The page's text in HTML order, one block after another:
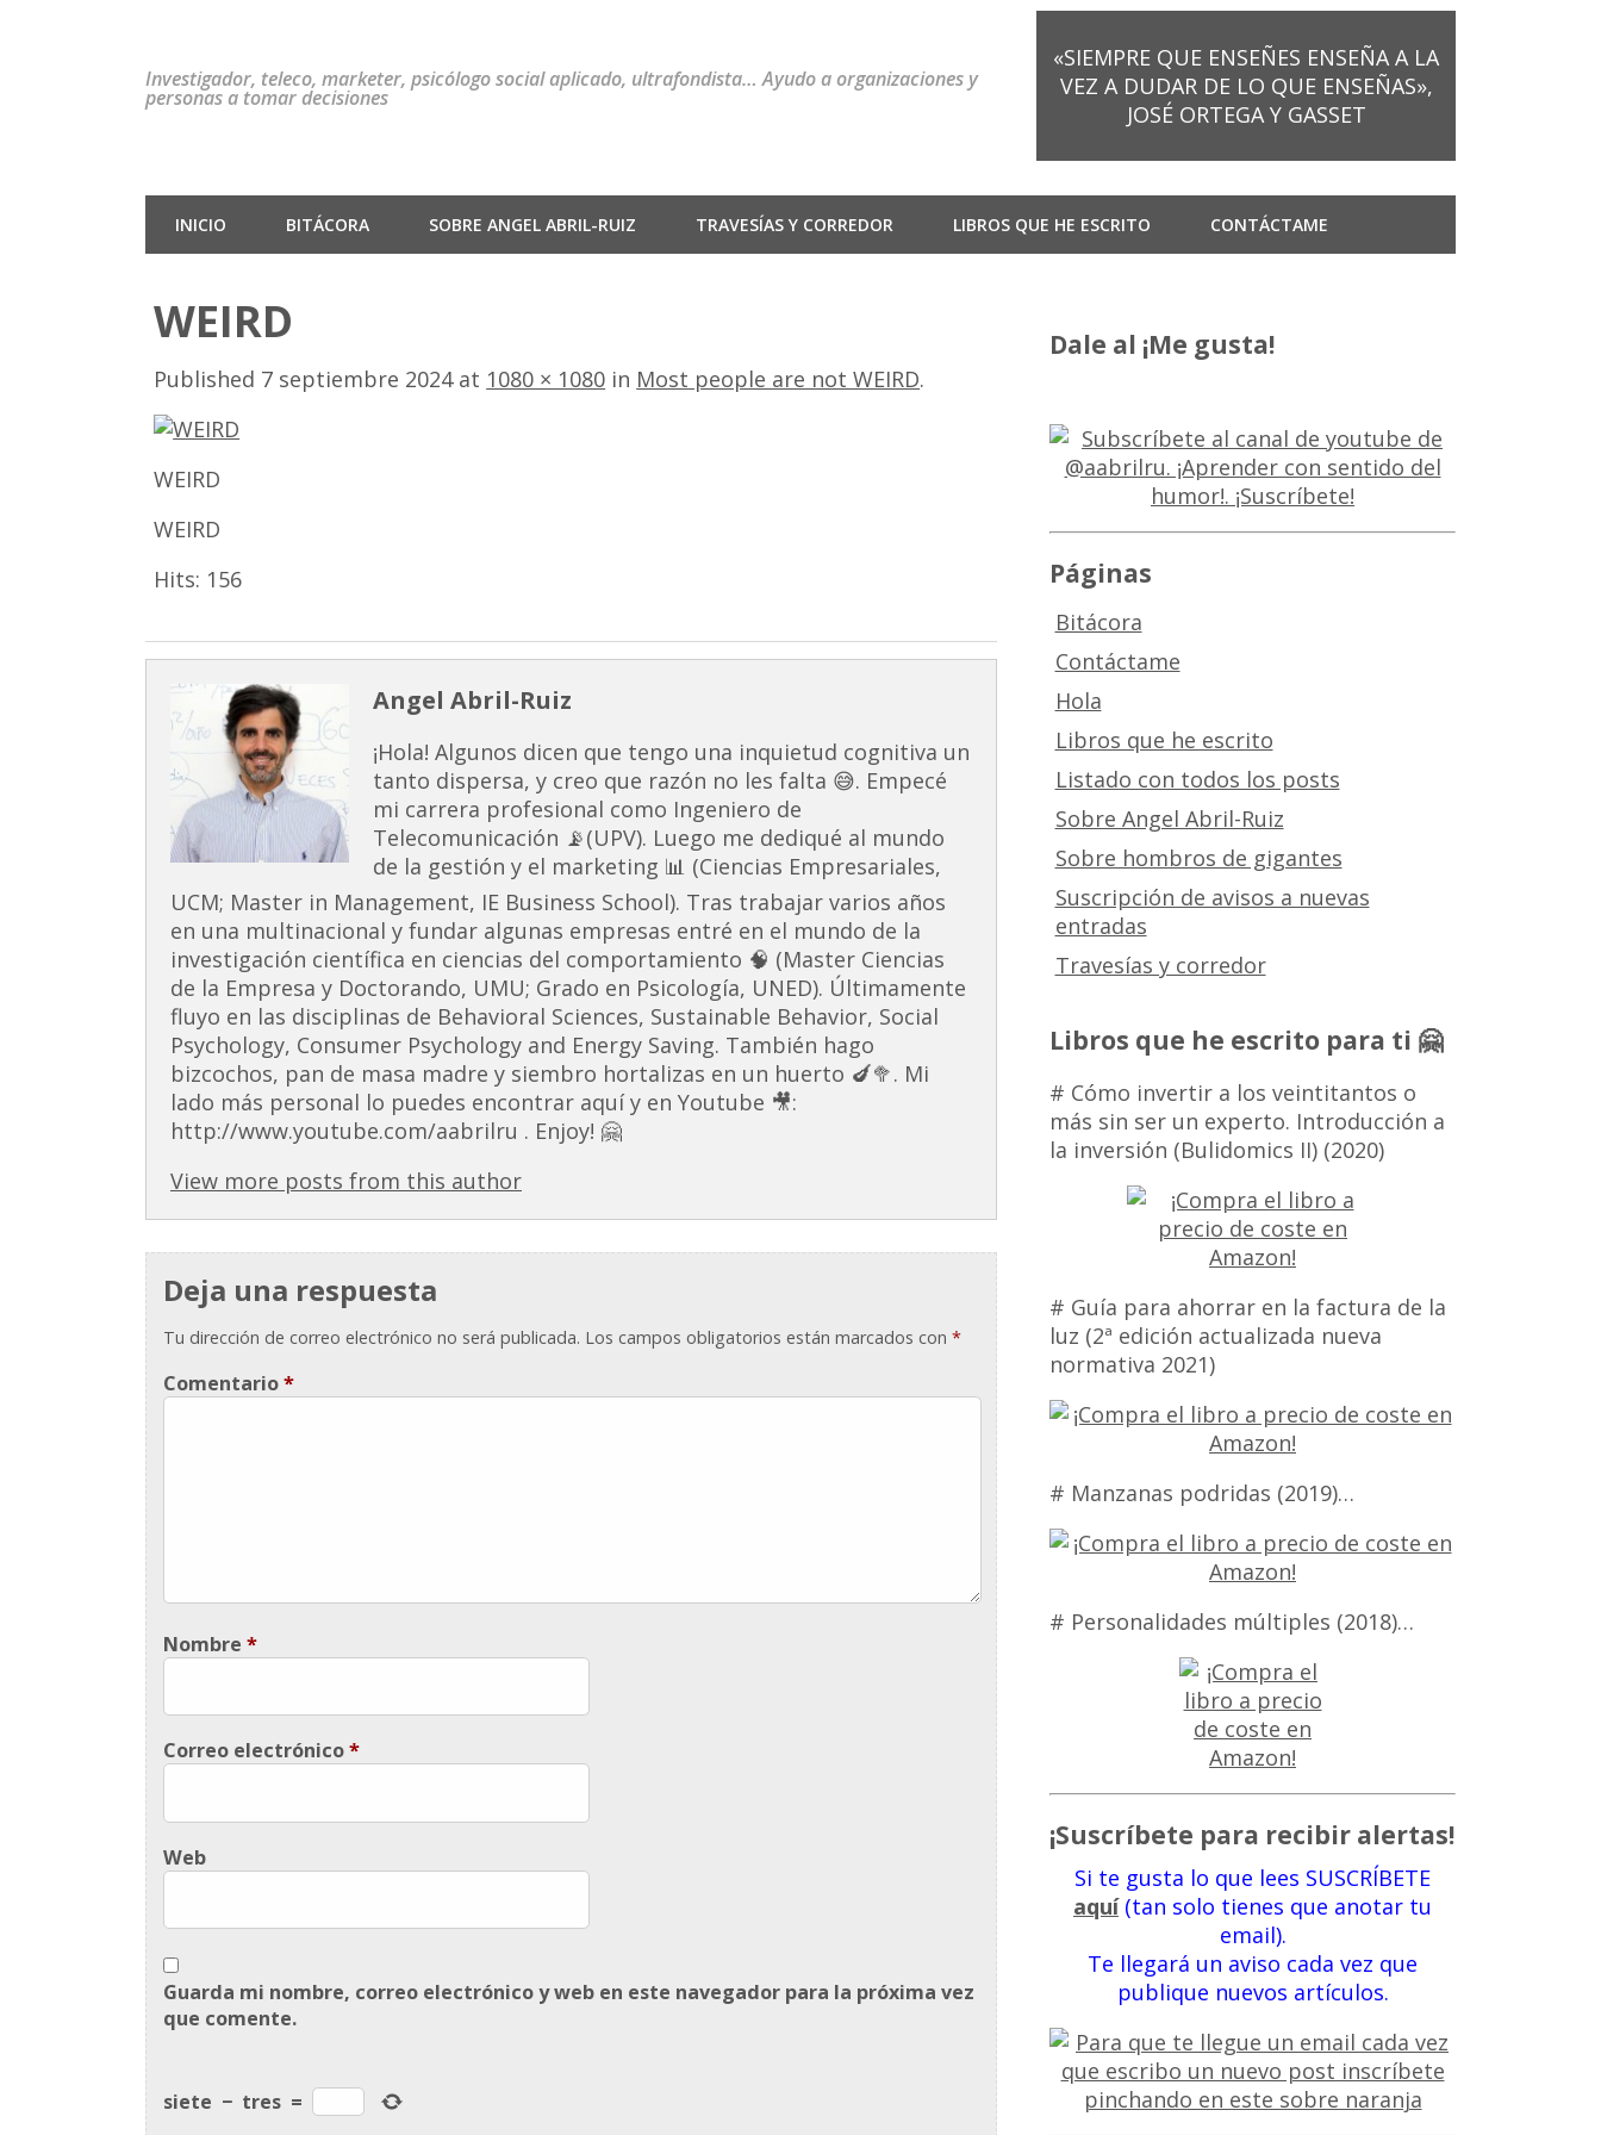
Investigador, teleco, marketer, psicólogo social aplicado, ultrafondista… Ayudo a organizaciones y
personas a tomar decisiones
«SIEMPRE QUE ENSEÑES ENSEÑA A LA
VEZ A DUDAR DE LO QUE ENSEÑAS»,
JOSÉ ORTEGA Y GASSET
INICIO BITÁCORA SOBRE ANGEL ABRIL-RUIZ TRAVESÍAS Y CORREDOR LIBROS QUE HE ESCRITO CONTÁCTAME
WEIRD
Published 7 septiembre 2024at 1080 × 1080 in Most people are not WEIRD.
WEIRD
WEIRD
Hits: 156
Angel Abril-Ruiz
¡Hola! Algunos dicen que tengo una inquietud cognitiva un
tanto dispersa, y creo que razón no les falta 😅. Empecé
mi carrera profesional como Ingeniero de
Telecomunicación 📡(UPV). Luego me dediqué al mundo
de la gestión y el marketing 📊 (Ciencias Empresariales,
UCM; Master in Management, IE Business School). Tras trabajar varios años
en una multinacional y fundar algunas empresas entré en el mundo de la
investigación científica en ciencias del comportamiento 🧠 (Master Ciencias
de la Empresa y Doctorando, UMU; Grado en Psicología, UNED). Últimamente
fluyo en las disciplinas de Behavioral Sciences, Sustainable Behavior, Social
Psychology, Consumer Psychology and Energy Saving. También hago
bizcochos, pan de masa madre y siembro hortalizas en un huerto 🍆🥦. Mi
lado más personal lo puedes encontrar aquí y en Youtube 🎥:
http://www.youtube.com/aabrilru . Enjoy! 🤗
View more posts from this author
Deja una respuesta
Tu dirección de correo electrónico no será publicada. Los campos obligatorios están marcados con*
Comentario*
Nombre*
Correo electrónico*
Web
Guarda mi nombre, correo electrónico y web en este navegador para la próxima vez
que comente.
siete − tres =
Dale al ¡Me gusta!
Páginas
Bitácora
Contáctame
Hola
Libros que he escrito
Listado con todos los posts
Sobre Angel Abril-Ruiz
Sobre hombros de gigantes
Suscripción de avisos a nuevas
entradas
Travesías y corredor
Libros que he escrito para ti 🤗
# Cómo invertir a los veintitantos o
más sin ser un experto. Introducción a
la inversión (Bulidomics II) (2020)
# Guía para ahorrar en la factura de la
luz (2ª edición actualizada nueva
normativa 2021)
# Manzanas podridas (2019)…
# Personalidades múltiples (2018)…
¡Suscríbete para recibir alertas!
Si te gusta lo que lees SUSCRÍBETE
aquí(tan solo tienes que anotar tu
email).
Te llegará un aviso cada vez que
publique nuevos artículos.